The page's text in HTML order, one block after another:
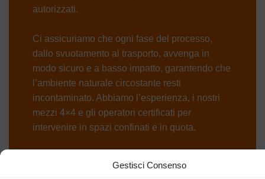
Gestisci Consenso
autorizzati.
Ci assicuriamo che ogni fase del processo,
dallo svuotamento al trasporto, avvenga in
modo sicuro e a basso impatto, garantendo che
l’ambiente naturale circostante resti
incontaminato. Abbiamo l’esperienza, i nostri
mezzi 4×4 e gli operatori certificati per
intervenire in spazi confinati e in quota.